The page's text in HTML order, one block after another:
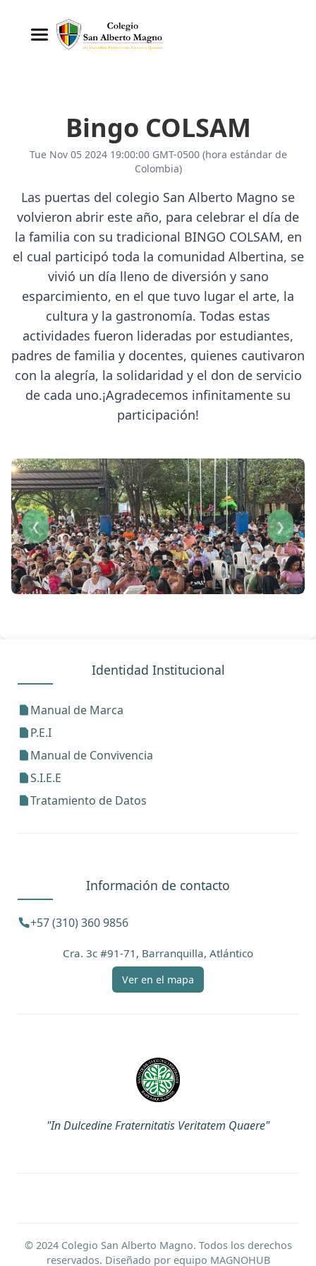
Bingo COLSAM
Tue Nov 05 2024 19:00:00 GMT-0500 (hora estándar de
Colombia)
Las puertas del colegio San Alberto Magno se
volvieron abrir este año, para celebrar el día de
la familia con su tradicional BINGO COLSAM, en
el cual participó toda la comunidad Albertina, se
vivió un día lleno de diversión y sano
esparcimiento, en el que tuvo lugar el arte, la
cultura y la gastronomía. Todas estas
actividades fueron lideradas por estudiantes,
padres de familia y docentes, quienes cautivaron
con la alegría, la solidaridad y el don de servicio
de cada uno.¡Agradecemos infinitamente su
participación!
❮ ❯
Identidad Institucional
Manual de Marca
P.E.I
Manual de Convivencia
S.I.E.E
Tratamiento de Datos
Información de contacto
+57 (310) 360 9856
Cra. 3c #91-71, Barranquilla, Atlántico
Ver en el mapa
"In Dulcedine Fraternitatis Veritatem Quaere"
© 2024 Colegio San Alberto Magno. Todos los derechos
reservados. Diseñado por equipo MAGNOHUB